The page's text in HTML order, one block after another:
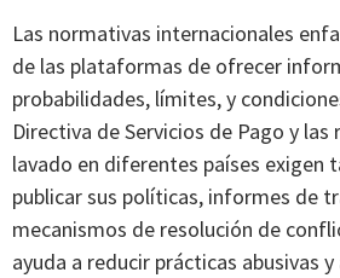
Las normativas internacionales
de las plataformas de ofrecer
probabilidades, límites, y
Directiva de Servicios de Pago y las
lavado en diferentes países exigen
publicar sus políticas, informes de
mecanismos de resolución de
ayuda a reducir prácticas abusivas